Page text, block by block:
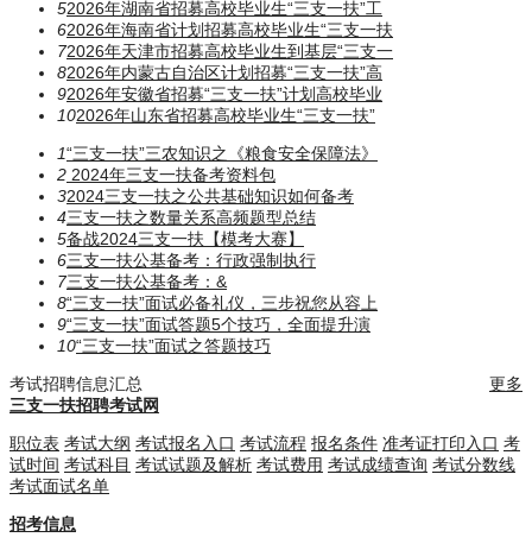
52026年湖南省招募高校毕业生“三支一扶”工
62026年海南省计划招募高校毕业生“三支一扶
72026年天津市招募高校毕业生到基层“三支一
82026年内蒙古自治区计划招募“三支一扶”高
92026年安徽省招募“三支一扶”计划高校毕业
102026年山东省招募高校毕业生“三支一扶”
1“三支一扶”三农知识之《粮食安全保障法》
2 2024年三支一扶备考资料包
32024三支一扶之公共基础知识如何备考
4三支一扶之数量关系高频题型总结
5备战2024三支一扶【模考大赛】
6三支一扶公基备考：行政强制执行
7三支一扶公基备考：​​​&
8“三支一扶”面试必备礼仪，三步祝您从容上
9“三支一扶”面试答题5个技巧，全面提升演
10“三支一扶”面试之答题技巧
考试招聘信息汇总
更多
三支一扶招聘考试网
职位表 考试大纲 考试报名入口 考试流程 报名条件 准考证打印入口 考
试时间 考试科目 考试试题及解析 考试费用 考试成绩查询 考试分数线
考试面试名单
招考信息